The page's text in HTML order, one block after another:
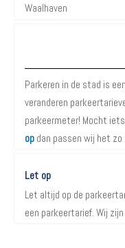
Waalhaven
Parkeren in de stad is
veranderen
parkeermeter! Mocht
op dan passen wij het
Let op
Let altijd op de
een parkeertarief. Wij